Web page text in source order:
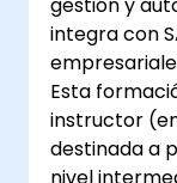
integra con
Esta
instructor
destinada a
nivel